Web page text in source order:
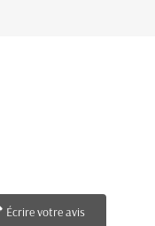
Écrire votre avis